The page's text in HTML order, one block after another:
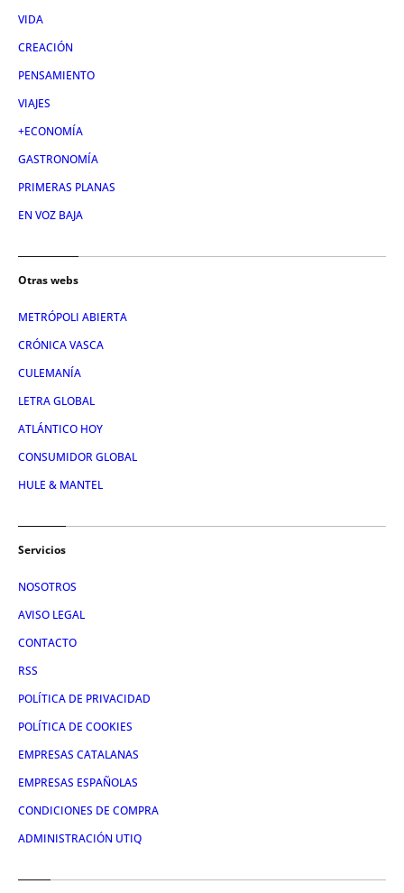
VIDA
CREACIÓN
PENSAMIENTO
VIAJES
+ECONOMÍA
GASTRONOMÍA
PRIMERAS PLANAS
EN VOZ BAJA
Otras webs
METRÓPOLI ABIERTA
CRÓNICA VASCA
CULEMANÍA
LETRA GLOBAL
ATLÁNTICO HOY
CONSUMIDOR GLOBAL
HULE & MANTEL
Servicios
NOSOTROS
AVISO LEGAL
CONTACTO
RSS
POLÍTICA DE PRIVACIDAD
POLÍTICA DE COOKIES
EMPRESAS CATALANAS
EMPRESAS ESPAÑOLAS
CONDICIONES DE COMPRA
ADMINISTRACIÓN UTIQ